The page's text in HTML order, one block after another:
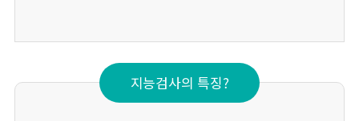
지능검사의 특징?